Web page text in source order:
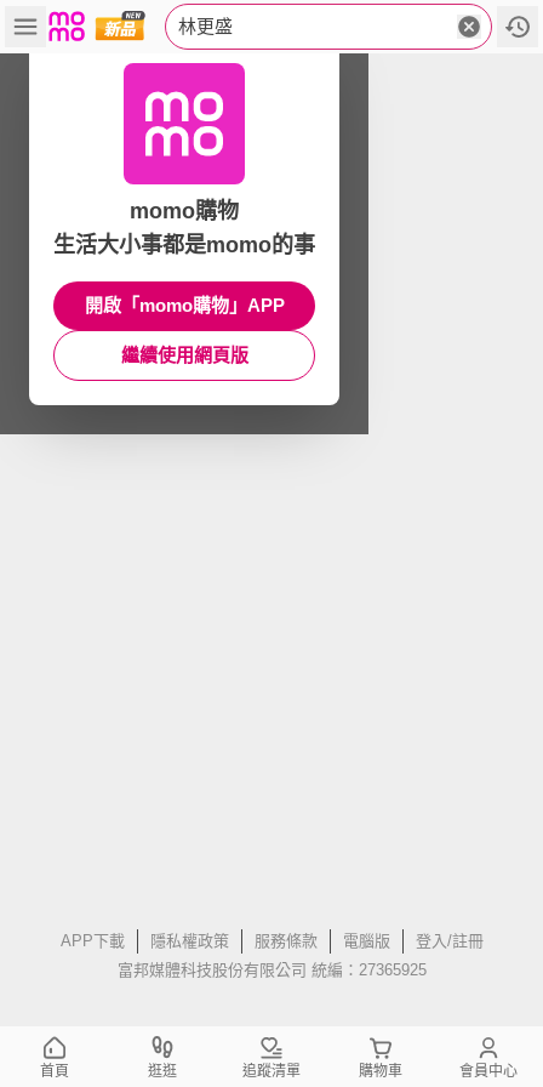
林更盛
APP下載 隱私權政策 服務條款 電腦版
登入/註冊
富邦媒體科技股份有限公司 統編：27365925
momo購物
生活大小事都是momo的事
開啟「momo購物」APP
繼續使用網頁版
首頁 逛逛 追蹤清單 購物車 會員中心